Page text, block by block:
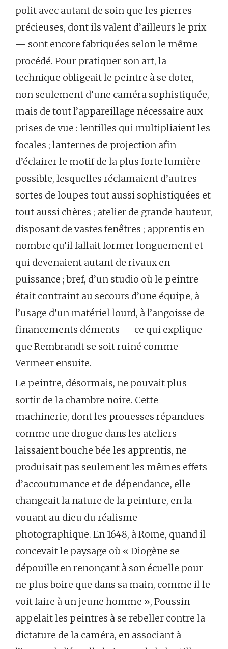
polit avec autant de soin que les pierres
précieuses, dont ils valent d’ailleurs le prix
— sont encore fabriquées selon le même
procédé. Pour pratiquer son art, la
technique obligeait le peintre à se doter,
non seulement d’une caméra sophistiquée,
mais de tout l’appareillage nécessaire aux
prises de vue : lentilles qui multipliaient les
focales ; lanternes de projection afin
d’éclairer le motif de la plus forte lumière
possible, lesquelles réclamaient d’autres
sortes de loupes tout aussi sophistiquées et
tout aussi chères ; atelier de grande hauteur,
disposant de vastes fenêtres ; apprentis en
nombre qu’il fallait former longuement et
qui devenaient autant de rivaux en
puissance ; bref, d’un studio où le peintre
était contraint au secours d’une équipe, à
l’usage d’un matériel lourd, à l’angoisse de
financements déments — ce qui explique
que Rembrandt se soit ruiné comme
Vermeer ensuite.
Le peintre, désormais, ne pouvait plus
sortir de la chambre noire. Cette
machinerie, dont les prouesses répandues
comme une drogue dans les ateliers
laissaient bouche bée les apprentis, ne
produisait pas seulement les mêmes effets
d’accoutumance et de dépendance, elle
changeait la nature de la peinture, en la
vouant au dieu du réalisme
photographique. En 1648, à Rome, quand il
concevait le paysage où « Diogène se
dépouille en renonçant à son écuelle pour
ne plus boire que dans sa main, comme il le
voit faire à un jeune homme », Poussin
appelait les peintres à se rebeller contre la
dictature de la caméra, en associant à